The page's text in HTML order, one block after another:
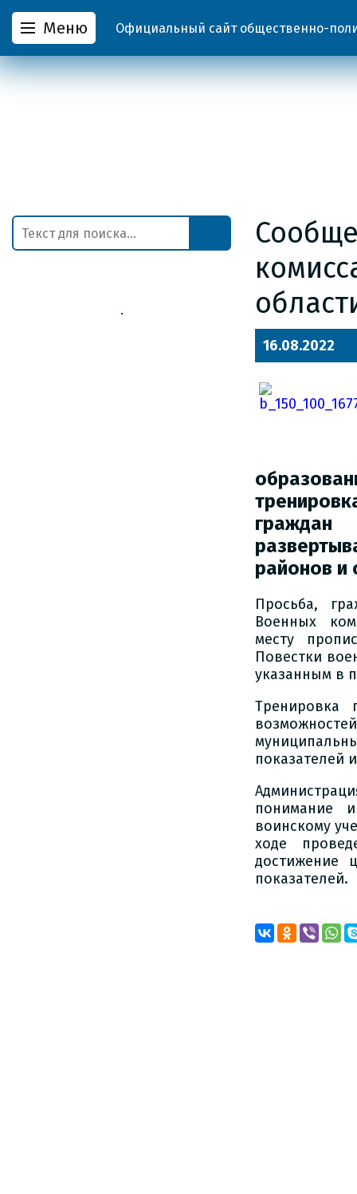
Меню Официальный сайт общественно-
16.08.2022
районов и
Просьба,
Военных
месту
Повестки
указанным в
Тренировка
показателей
понимание
воинскому
ходе
достижение
показателей.